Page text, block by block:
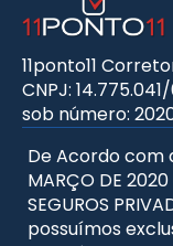
11ponto11
CNPJ:
sob número:
De Acordo com
MARÇO DE 2020
SEGUROS
possuímos